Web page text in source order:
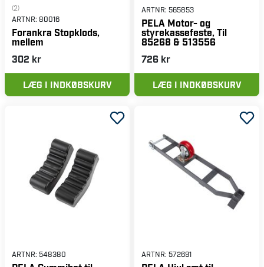
(2)
ARTNR: 80016
Forankra Stopklods,
mellem
302 kr
LÆG I INDKØBSKURV
ARTNR: 565853
PELA Motor- og
styrekassefeste, Til
85268 & 513556
726 kr
LÆG I INDKØBSKURV
ARTNR: 548380 ARTNR: 572691